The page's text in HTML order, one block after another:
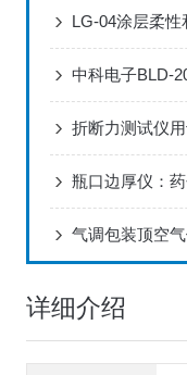
中科电子BLD-
瓶口边厚仪：
气调包装顶空
详细介绍